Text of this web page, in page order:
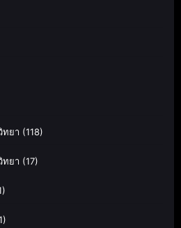
ทยา (118)
ทยา (17)